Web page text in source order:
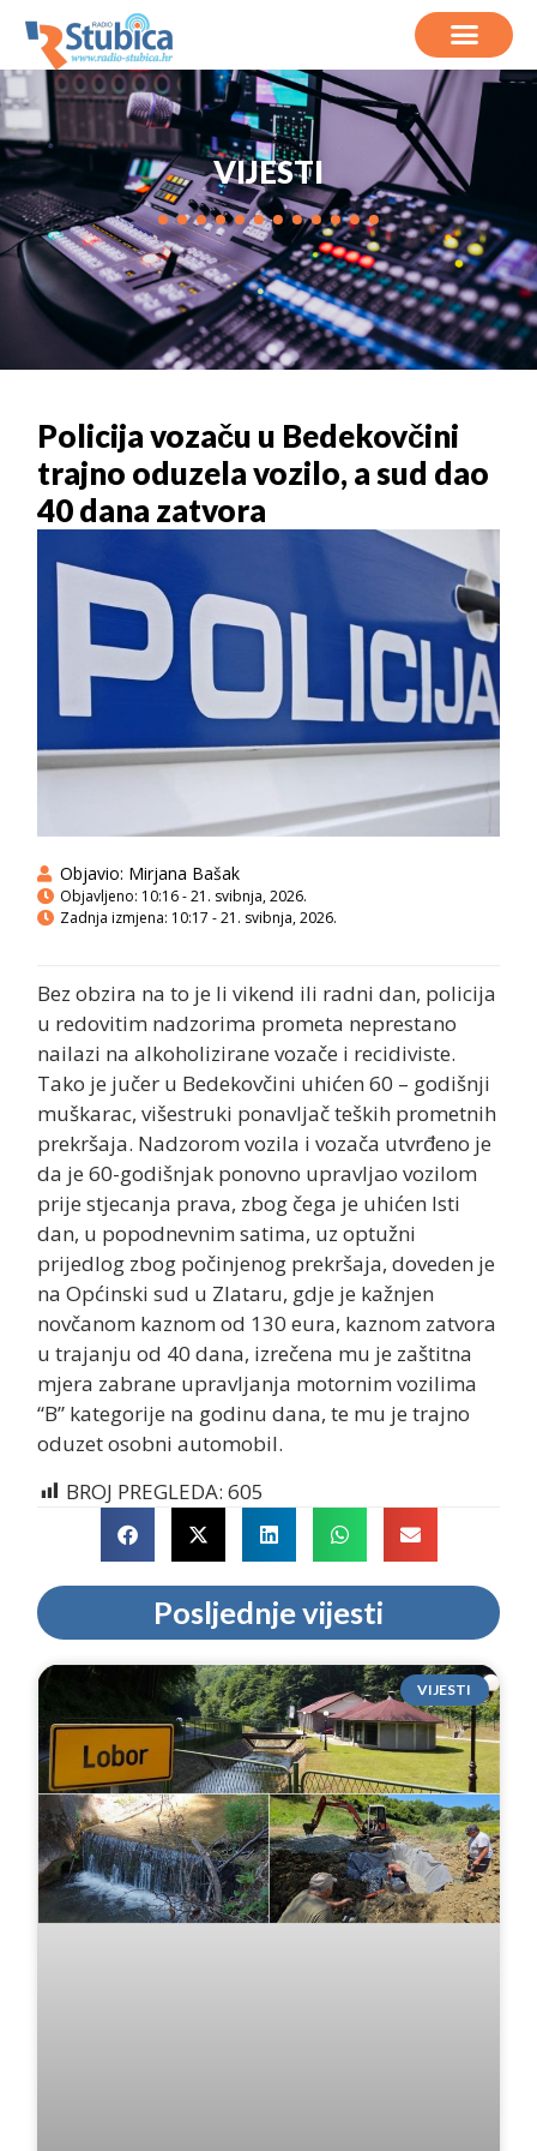
VIJESTI
Policija vozaču u Bedekovčini
trajno oduzela vozilo, a sud dao
40 dana zatvora
Objavio: Mirjana Bašak
Objavljeno: 10:16 - 21. svibnja, 2026.
Zadnja izmjena: 10:17 - 21. svibnja, 2026.
Bez obzira na to je li vikend ili radni dan, policija
u redovitim nadzorima prometa neprestano
nailazi na alkoholizirane vozače i recidiviste.
Tako je jučer u Bedekovčini uhićen 60 – godišnji
muškarac, višestruki ponavljač teških prometnih
prekršaja. Nadzorom vozila i vozača utvrđeno je
da je 60-godišnjak ponovno upravljao vozilom
prije stjecanja prava, zbog čega je uhićen Isti
dan, u popodnevnim satima, uz optužni
prijedlog zbog počinjenog prekršaja, doveden je
na Općinski sud u Zlataru, gdje je kažnjen
novčanom kaznom od 130 eura, kaznom zatvora
u trajanju od 40 dana, izrečena mu je zaštitna
mjera zabrane upravljanja motornim vozilima
“B” kategorije na godinu dana, te mu je trajno
oduzet osobni automobil.
BROJ PREGLEDA: 605
Posljednje vijesti
VIJESTI